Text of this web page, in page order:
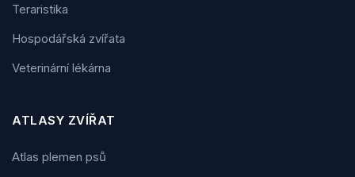
Teraristika
Hospodářská zvířata
Veterinární lékárna
ATLASY ZVÍŘAT
Atlas plemen psů